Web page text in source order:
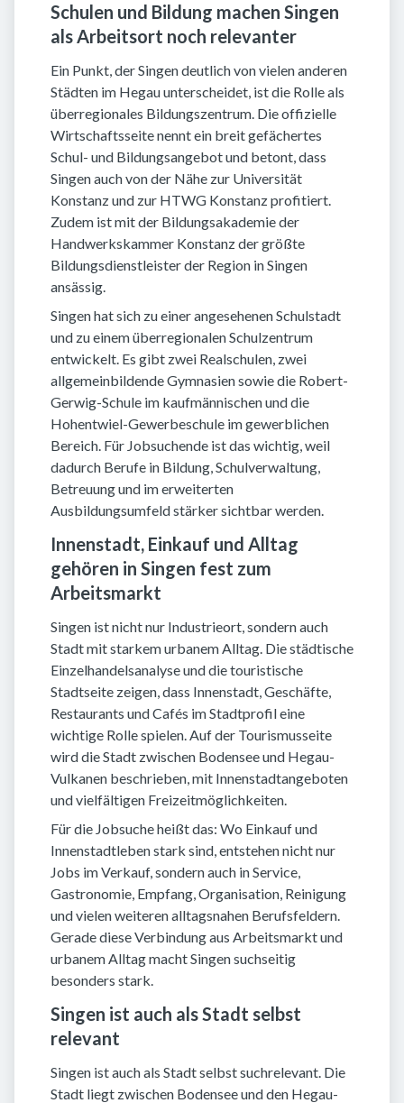
Schulen und Bildung machen Singen
als Arbeitsort noch relevanter
Ein Punkt, der Singen deutlich von vielen anderen
Städten im Hegau unterscheidet, ist die Rolle als
überregionales Bildungszentrum. Die offizielle
Wirtschaftsseite nennt ein breit gefächertes
Schul- und Bildungsangebot und betont, dass
Singen auch von der Nähe zur Universität
Konstanz und zur HTWG Konstanz profitiert.
Zudem ist mit der Bildungsakademie der
Handwerkskammer Konstanz der größte
Bildungsdienstleister der Region in Singen
ansässig.
Singen hat sich zu einer angesehenen Schulstadt
und zu einem überregionalen Schulzentrum
entwickelt. Es gibt zwei Realschulen, zwei
allgemeinbildende Gymnasien sowie die Robert-
Gerwig-Schule im kaufmännischen und die
Hohentwiel-Gewerbeschule im gewerblichen
Bereich. Für Jobsuchende ist das wichtig, weil
dadurch Berufe in Bildung, Schulverwaltung,
Betreuung und im erweiterten
Ausbildungsumfeld stärker sichtbar werden.
Innenstadt, Einkauf und Alltag
gehören in Singen fest zum
Arbeitsmarkt
Singen ist nicht nur Industrieort, sondern auch
Stadt mit starkem urbanem Alltag. Die städtische
Einzelhandelsanalyse und die touristische
Stadtseite zeigen, dass Innenstadt, Geschäfte,
Restaurants und Cafés im Stadtprofil eine
wichtige Rolle spielen. Auf der Tourismusseite
wird die Stadt zwischen Bodensee und Hegau-
Vulkanen beschrieben, mit Innenstadtangeboten
und vielfältigen Freizeitmöglichkeiten.
Für die Jobsuche heißt das: Wo Einkauf und
Innenstadtleben stark sind, entstehen nicht nur
Jobs im Verkauf, sondern auch in Service,
Gastronomie, Empfang, Organisation, Reinigung
und vielen weiteren alltagsnahen Berufsfeldern.
Gerade diese Verbindung aus Arbeitsmarkt und
urbanem Alltag macht Singen suchseitig
besonders stark.
Singen ist auch als Stadt selbst
relevant
Singen ist auch als Stadt selbst suchrelevant. Die
Stadt liegt zwischen Bodensee und den Hegau-